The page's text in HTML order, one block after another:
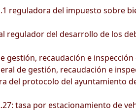
reguladora del impuesto sobre
regulador del desarrollo de los
gestión, recaudación e
de gestión, recaudación e
del protocolo del ayuntamiento
tasa por estacionamiento de